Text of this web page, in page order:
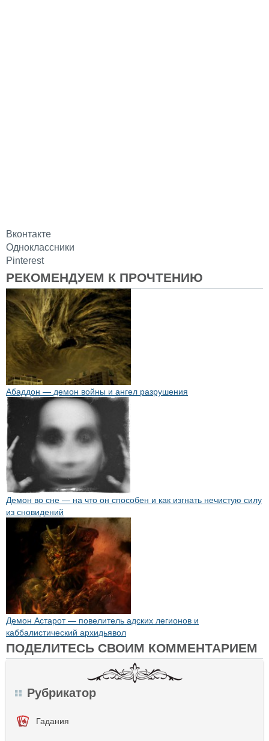
Вконтакте
Одноклассники
Pinterest
РЕКОМЕНДУЕМ К ПРОЧТЕНИЮ
Абаддон — демон войны и ангел разрушения
Демон во сне — на что он способен и как изгнать нечистую силу
из сновидений
Демон Астарот — повелитель адских легионов и
каббалистический архидьявол
ПОДЕЛИТЕСЬ СВОИМ КОММЕНТАРИЕМ
Рубрикатор
Гадания